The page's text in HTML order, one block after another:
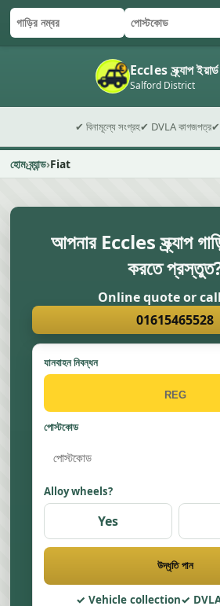
গাড়ির নম্বর
পোস্টকোড
ফর্ম জমা দিন
Eccles স্ক্র্যাপ ইয়ার্ড
Salford District
✔ বিনামূল্যে সংগ্রহ✔ DVLA কাগজপত্র✔
হোম ব্র্যান্ড Fiat
আপনার Eccles স্ক্র্যাপ
করতে
Online quote or
01615465528
যানবাহন নিবন্ধন
পোস্টকোড
Alloy wheels?
Yes
উদ্ধৃতি পান
Vehicle collection